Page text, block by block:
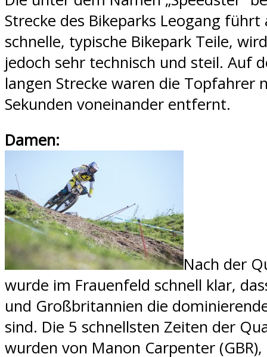
Strecke des Bikeparks Leogang
schnelle, typische Bikepark Teile,
jedoch sehr technisch und steil. Auf
langen Strecke waren die Topfahrer
Sekunden voneinander entfernt.
Damen:
Nach der
wurde im Frauenfeld schnell klar,
und Großbritannien die
sind. Die 5 schnellsten Zeiten der
wurden von Manon Carpenter